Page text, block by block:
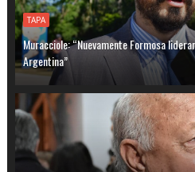
TAPA
Muracciole: “Nuevamente Formosa
Argentina”